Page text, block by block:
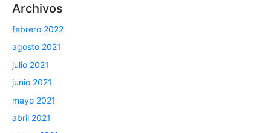
Archivos
febrero 2022
agosto 2021
julio 2021
junio 2021
mayo 2021
abril 2021